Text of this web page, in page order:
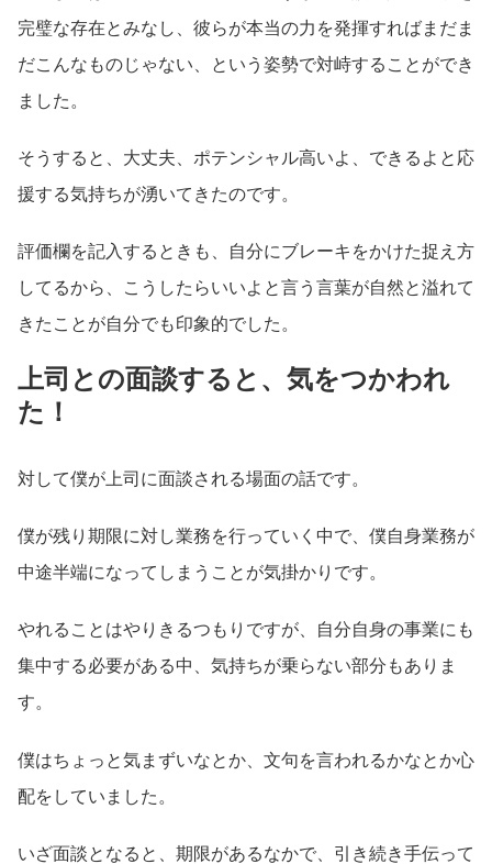
完璧な存在とみなし、彼らが本当の力を発揮すればまだま
だこんなものじゃない、という姿勢で対峙することができ
ました。
そうすると、大丈夫、ポテンシャル高いよ、できるよと応
援する気持ちが湧いてきたのです。
評価欄を記入するときも、自分にブレーキをかけた捉え方
してるから、こうしたらいいよと言う言葉が自然と溢れて
きたことが自分でも印象的でした。
上司との面談すると、気をつかわれ
た！
対して僕が上司に面談される場面の話です。
僕が残り期限に対し業務を行っていく中で、僕自身業務が
中途半端になってしまうことが気掛かりです。
やれることはやりきるつもりですが、自分自身の事業にも
集中する必要がある中、気持ちが乗らない部分もありま
す。
僕はちょっと気まずいなとか、文句を言われるかなとか心
配をしていました。
いざ面談となると、期限があるなかで、引き続き手伝って